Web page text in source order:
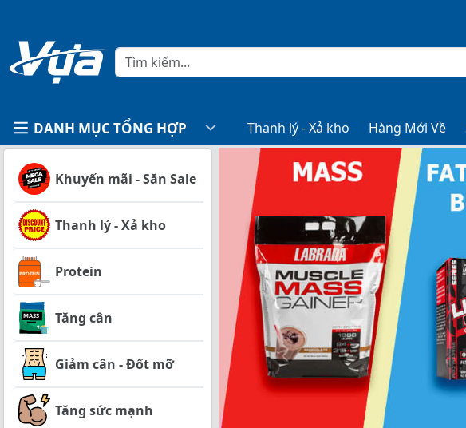
DANH MỤC TỔNG HỢP Thanh lý - Xả kho Hàng Mới Về
Khuyến mãi - Săn Sale
Thanh lý - Xả kho
Protein
Tăng cân
Giảm cân - Đốt mỡ
Tăng sức mạnh